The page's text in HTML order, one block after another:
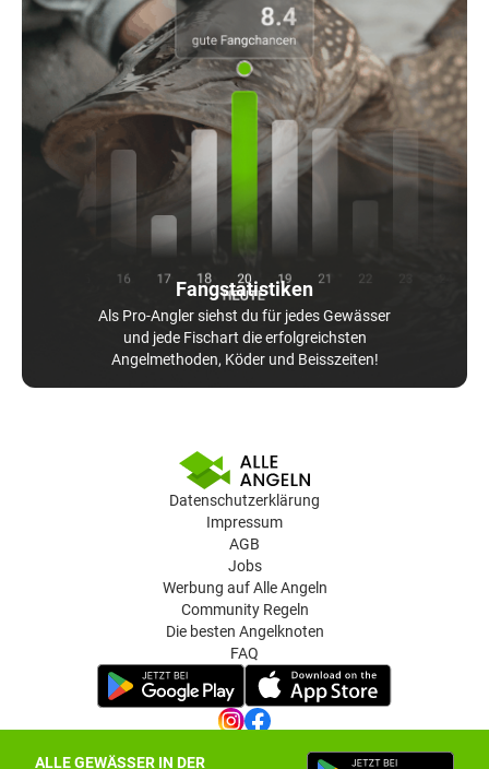
ALLE GEWÄSSER IN DER
Fangstatistiken
Als Pro-Angler siehst du für jedes Gewässer
und jede Fischart die erfolgreichsten
Angelmethoden, Köder und Beisszeiten!
Datenschutzerklärung
Impressum
AGB
Jobs
Werbung auf Alle Angeln
Community Regeln
Die besten Angelknoten
FAQ